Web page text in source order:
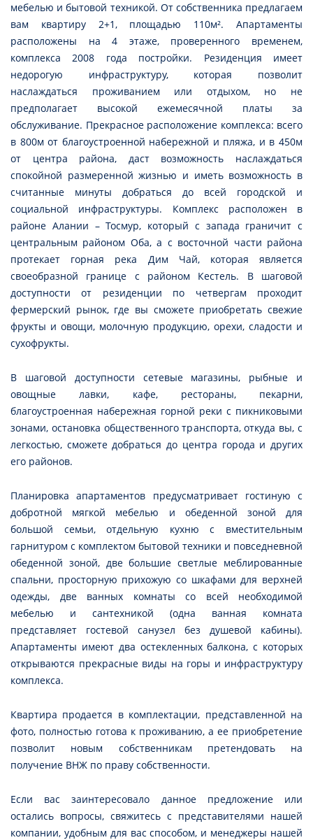
мебелью и бытовой техникой. От собственника предлагаем
вам квартиру 2+1, площадью 110м². Апартаменты
расположены на 4 этаже, проверенного временем,
комплекса 2008 года постройки. Резиденция имеет
недорогую инфраструктуру, которая позволит
наслаждаться проживанием или отдыхом, но не
предполагает высокой ежемесячной платы за
обслуживание. Прекрасное расположение комплекса: всего
в 800м от благоустроенной набережной и пляжа, и в 450м
от центра района, даст возможность наслаждаться
спокойной размеренной жизнью и иметь возможность в
считанные минуты добраться до всей городской и
социальной инфраструктуры. Комплекс расположен в
районе Алании – Тосмур, который с запада граничит с
центральным районом Оба, а с восточной части района
протекает горная река Дим Чай, которая является
своеобразной границе с районом Кестель. В шаговой
доступности от резиденции по четвергам проходит
фермерский рынок, где вы сможете приобретать свежие
фрукты и овощи, молочную продукцию, орехи, сладости и
сухофрукты.
В шаговой доступности сетевые магазины, рыбные и
овощные лавки, кафе, рестораны, пекарни,
благоустроенная набережная горной реки с пикниковыми
зонами, остановка общественного транспорта, откуда вы, с
легкостью, сможете добраться до центра города и других
его районов.
Планировка апартаментов предусматривает гостиную с
добротной мягкой мебелью и обеденной зоной для
большой семьи, отдельную кухню с вместительным
гарнитуром с комплектом бытовой техники и повседневной
обеденной зоной, две большие светлые меблированные
спальни, просторную прихожую со шкафами для верхней
одежды, две ванных комнаты со всей необходимой
мебелью и сантехникой (одна ванная комната
представляет гостевой санузел без душевой кабины).
Апартаменты имеют два остекленных балкона, с которых
открываются прекрасные виды на горы и инфраструктуру
комплекса.
Квартира продается в комплектации, представленной на
фото, полностью готова к проживанию, а ее приобретение
позволит новым собственникам претендовать на
получение ВНЖ по праву собственности.
Если вас заинтересовало данное предложение или
остались вопросы, свяжитесь с представителями нашей
компании, удобным для вас способом, и менеджеры нашей